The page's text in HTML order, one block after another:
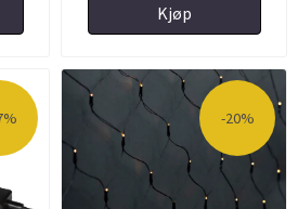
Kjøp
-20%